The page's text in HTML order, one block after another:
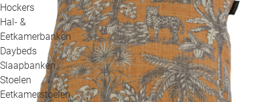
Hockers
Hal- &
Eetkamerbanken
Daybeds
Slaapbanken
Stoelen
Eetkamerstoelen